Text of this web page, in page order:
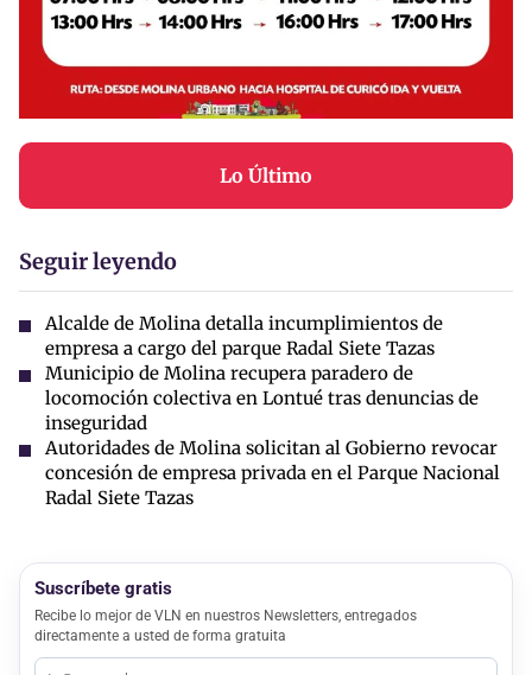
Lo Último
Seguir leyendo
Alcalde de Molina detalla incumplimientos de
empresa a cargo del parque Radal Siete Tazas
Municipio de Molina recupera paradero de
locomoción colectiva en Lontué tras denuncias de
inseguridad
Autoridades de Molina solicitan al Gobierno revocar
concesión de empresa privada en el Parque Nacional
Radal Siete Tazas
Suscríbete gratis
Recibe lo mejor de VLN en nuestros Newsletters, entregados
directamente a usted de forma gratuita